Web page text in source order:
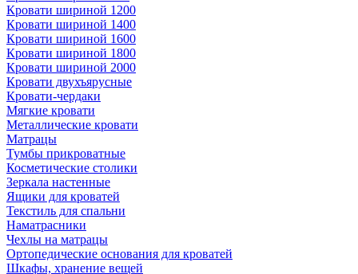
Кровати шириной 1200
Кровати шириной 1400
Кровати шириной 1600
Кровати шириной 1800
Кровати шириной 2000
Кровати двухъярусные
Кровати-чердаки
Мягкие кровати
Металлические кровати
Матрацы
Тумбы прикроватные
Косметические столики
Зеркала настенные
Ящики для кроватей
Текстиль для спальни
Наматрасники
Чехлы на матрацы
Ортопедические основания для кроватей
Шкафы, хранение вещей